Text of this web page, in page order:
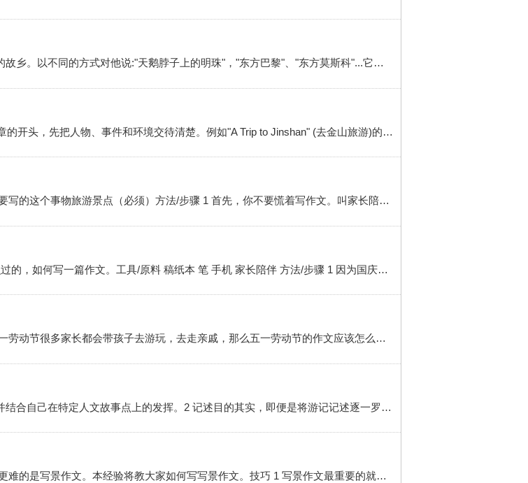
简介 俄语作文 我的家乡Наш город 方法/步骤 1 哈尔滨是我的故乡。以不同的方式对他说:"天鹅脖子上的明珠"，"东方巴黎"、"东方莫斯科"...它是著名的旅游景点，和冬季冰雕宫殿。现在它是 黑龙江省的行政中心。2 哈尔滨位于松花江畔。它具有宽广的林荫道，公园的文化和休息、 现代的高楼大厦和雄伟的...
作文 步骤/方法 1 1、交代人物、事情、时间或环境开头在文章的开头，先把人物、事件和环境交待清楚。例如"A Trip to Jinshan" (去金山旅游)的开头：The day before yesterday my class went on a bus trip to Jinshan. The bus ride there took three hours. The long trip made us very tired, but the ...
一个作文本 关于要写的这个事物的资料（必备）去一趟关于要写的这个事物旅游景点（必须）方法/步骤 1 首先，你不要慌着写作文。叫家长陪同去一趟关于要写的这个事物旅游景点，或者是找到这个事物实物。我举个例子，比方说写桫椤树，你就要去一趟桫椤峡谷，亲身感受一下，写出的作文才真情实感。2 带上好工具（如...
国庆是怎么过的写一篇作文 简介 针对小学生群体国庆是怎么过的，如何写一篇作文。工具/原料 稿纸本 笔 手机 家长陪伴 方法/步骤 1 因为国庆是法定假日，所以家长和学生有共同的休息时间，在这个假期通常家长会选择带领孩子近郊游或者国内游，旅游的过程恰恰成了写作的素材。可以让孩子增长知识同时又提高写作能力。2 ...
五一劳动节的作文写什么？简介 五一劳动节快到了，利用五一劳动节很多家长都会带孩子去游玩，去走亲戚，那么五一劳动节的作文应该怎么写呢？下面介绍几种方法给大家吧！方法/步骤 1 写去旅游看到的景色，可以按照时间和地点顺序介绍一下自己去旅游的地方，写一下景区的美丽景色，以及的感受，以及自己是如何游玩的。2...
但要是为了工作、机构的交稿，那就应该以基本架构为基础并结合自己在特定人文故事点上的发挥。2 记述目的其实，即便是将游记记述逐一罗列的流水账，也并没有什么不对，相反对于有旅游目的地参考需求的人来说，也是印证景区景点是否为自己目标修的佐证资料。不能说流水账式的游记不好，毕竟是用简单的文字记录了一段...
写景作文怎么写？简介 一般同学们最头疼的也就是写作文，更难的是写景作文。本经验将教大家如何写写景作文。技巧 1 写景作文最重要的就是选题材，最好是生活中比较熟悉的那一幕，比如像学校，广场......一些比较著名的旅游景点我们不太好写，就不要尝试。范文： 春满校园 冬天，留痕迹地走了